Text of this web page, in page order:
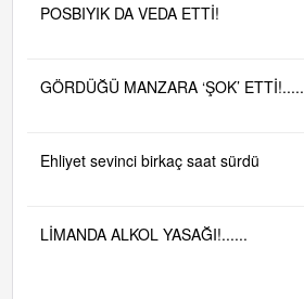
POSBIYIK DA VEDA ETTİ!
GÖRDÜĞÜ MANZARA ‘ŞOK’ ETTİ!.....
Ehliyet sevinci birkaç saat sürdü
LİMANDA ALKOL YASAĞI!......